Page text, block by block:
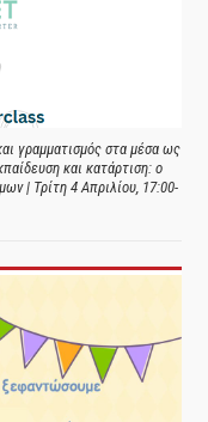
γραμματισμός στα μέσα ως
και κατάρτιση: ο
| Τρίτη 4 Απριλίου, 17:00-